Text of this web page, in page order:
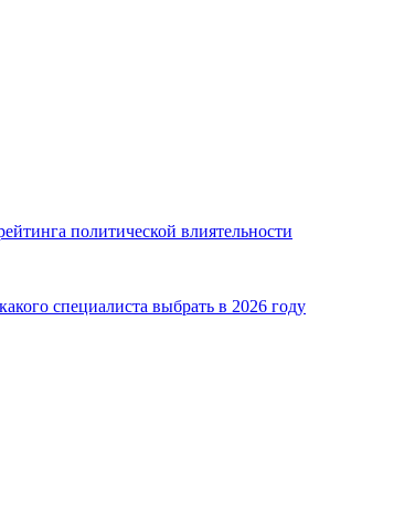
политической влиятельности
специалиста выбрать в 2026 году